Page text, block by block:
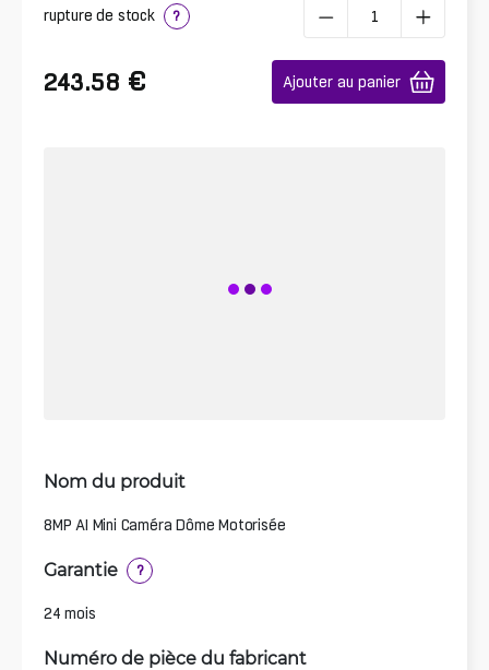
rupture de stock ?
243.58 € Ajouter au panier
Nom du produit
8MP AI Mini Caméra Dôme Motorisée
Garantie ?
24 mois
Numéro de pièce du fabricant